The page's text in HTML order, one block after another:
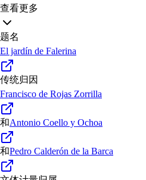
查看更多
题名
El jardín de Falerina
传统归因
Francisco de Rojas Zorrilla
和Antonio Coello y Ochoa
和Pedro Calderón de la Barca